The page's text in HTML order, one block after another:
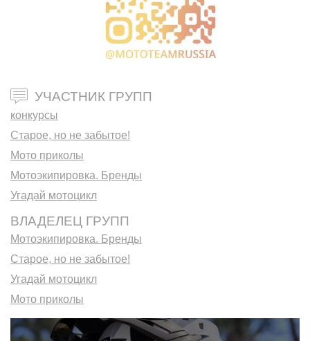
УЧАСТНИК ГРУПП
конкурсы
Старое, но не забытое!
Мото приколы
Мотоэкипировка. Бренды
Угадай мотоцикл
ВЛАДЕЛЕЦ ГРУПП
Мотоэкипировка. Бренды
Старое, но не забытое!
Угадай мотоцикл
Мото приколы